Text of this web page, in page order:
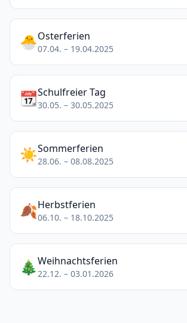
🐣Osterferien
07.04. – 19.04.2025
📆Schulfreier Tag
30.05. – 30.05.2025
☀️Sommerferien
28.06. – 08.08.2025
🍂Herbstferien
06.10. – 18.10.2025
🎄Weihnachtsferien
22.12. – 03.01.2026